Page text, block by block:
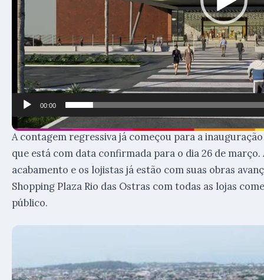
00:00
A contagem regressiva já começou para a
que está com data confirmada para o dia 26 de
acabamento e os lojistas já estão com suas obras
Shopping Plaza Rio das Ostras com todas as lojas
público.